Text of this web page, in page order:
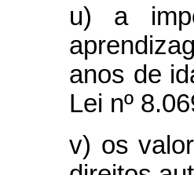
u) a
anos de
Lei nº
v) os